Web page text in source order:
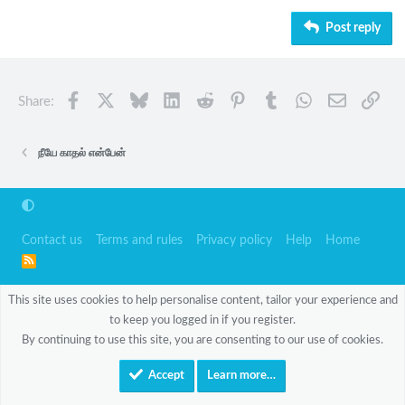
Post reply
Share: Facebook BlueskyLinkedInReddit PinterestTumblr WhatsApp
EmailLink
நீயே காதல் என்பேன்
Contact us Terms and rules Privacy policy Help Home
R
This site uses cookies to help personalise content, tailor your experience and
to keep you logged in if you register.
By continuing to use this site, you are consenting to our use of cookies.
Accept Learn more…